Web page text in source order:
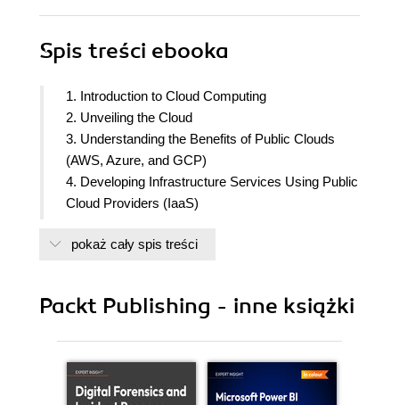
Spis treści ebooka
1. Introduction to Cloud Computing
2. Unveiling the Cloud
3. Understanding the Benefits of Public Clouds
(AWS, Azure, and GCP)
4. Developing Infrastructure Services Using Public
Cloud Providers (IaaS)
Cloud Providers (PaaS)
Security
9. Configuring Storage Resources for Resiliency
10. Developing Database Services for APIs
pokaż cały spis treści
Packt Publishing - inne książki